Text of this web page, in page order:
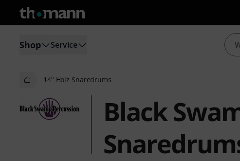
Shop Service
14" Holz Snaredrums
Black